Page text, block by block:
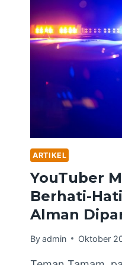
ARTIKEL
YouTuber
Berhati-
Alman
Byadmin Oktober